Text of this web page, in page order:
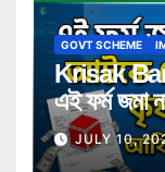
GOVT SCHEME
Krisak
এই ফর্ম জমা
বন্ধুর আর্থিক
JULY 10,